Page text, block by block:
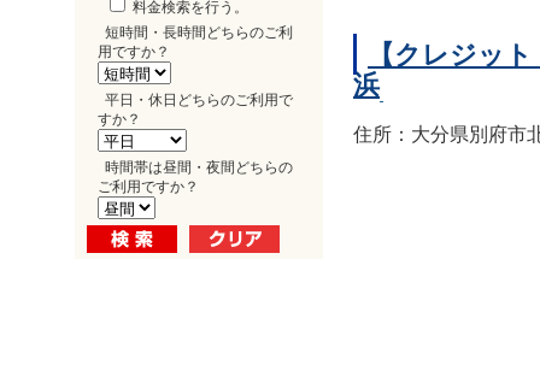
料金検索を行う。
短時間・長時間どちらのご利
用ですか？
平日・休日どちらのご利用で
すか？
時間帯は昼間・夜間どちらの
ご利用ですか？
【クレジッ
浜
住所：大分県別府市